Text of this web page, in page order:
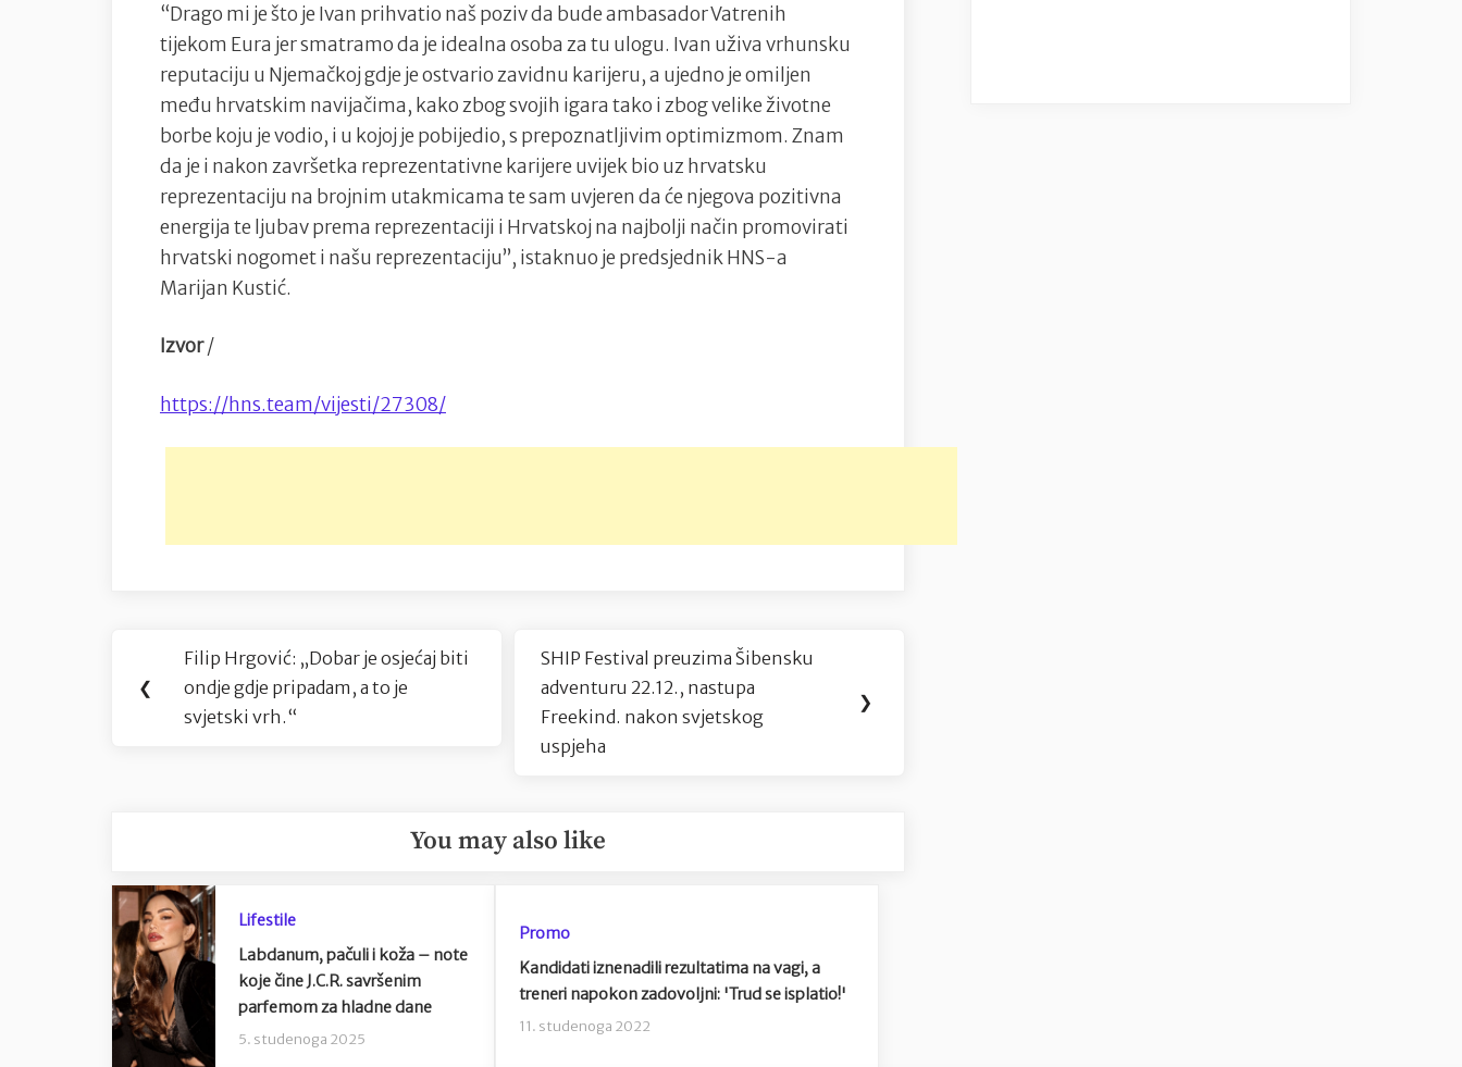
“Drago mi je što je Ivan prihvatio naš poziv da bude ambasador Vatrenih
tijekom Eura jer smatramo da je idealna osoba za tu ulogu. Ivan uživa vrhunsku
reputaciju u Njemačkoj gdje je ostvario zavidnu karijeru, a ujedno je omiljen
među hrvatskim navijačima, kako zbog svojih igara tako i zbog velike životne
borbe koju je vodio, i u kojoj je pobijedio, s prepoznatljivim optimizmom. Znam
da je i nakon završetka reprezentativne karijere uvijek bio uz hrvatsku
reprezentaciju na brojnim utakmicama te sam uvjeren da će njegova pozitivna
energija te ljubav prema reprezentaciji i Hrvatskoj na najbolji način promovirati
hrvatski nogomet i našu reprezentaciju”, istaknuo je predsjednik HNS-a
Marijan Kustić.
Izvor/
https://hns.team/vijesti/27308/
Navigacija
objava
❮
Previous
Post:
Filip Hrgović: „Dobar je osjećaj biti
ondje gdje pripadam, a to je
svjetski vrh.“
Next
Post:
SHIP Festival preuzima Šibensku
adventuru 22.12., nastupa
Freekind. nakon svjetskog
uspjeha
❯
You may also like
Lifestile
Labdanum, pačuli i koža – note
koje čine J.C.R. savršenim
parfemom za hladne dane
5. studenoga 2025
Promo
Kandidati iznenadili rezultatima na vagi, a
treneri napokon zadovoljni: 'Trud se isplatio!'
11. studenoga 2022